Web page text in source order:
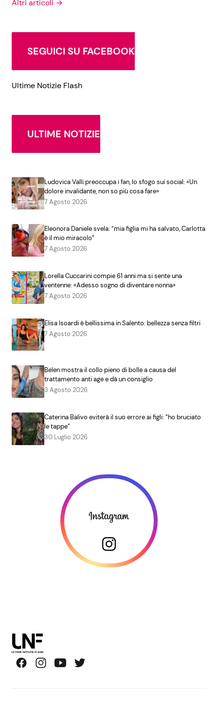
Altri articoli →
SEGUICI SU FACEBOOK
Ultime Notizie Flash
ULTIME NOTIZIE
Ludovica Valli preoccupa i fan, lo sfogo sui social: «Un
dolore invalidante, non so più cosa fare»
7 Agosto 2026
Eleonora Daniele svela: “mia figlia mi ha salvato, Carlotta
è il mio miracolo”
7 Agosto 2026
Lorella Cuccarini compie 61 anni ma si sente una
ventenne: «Adesso sogno di diventare nonna»
7 Agosto 2026
Elisa Isoardi è bellissima in Salento: bellezza senza filtri
7 Agosto 2026
Belen mostra il collo pieno di bolle a causa del
trattamento anti age e dà un consiglio
3 Agosto 2026
Caterina Balivo eviterà il suo errore ai figli: “ho bruciato
le tappe”
30 Luglio 2026